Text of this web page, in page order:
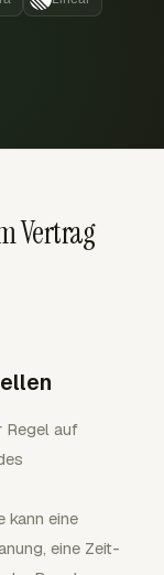
Vertrag
Regel auf
kann eine
eine Zeit-